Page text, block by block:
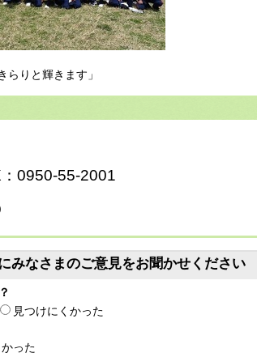
りと輝きます」
0950-55-2001
みなさまのご意見をお聞かせください
見つけにくかった
った